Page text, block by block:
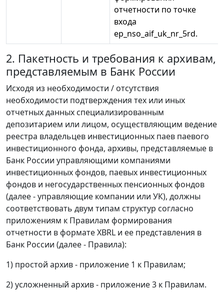
отчетности по точке
входа
ep_nso_aif_uk_nr_5rd.
2. Пакетность и требования к архивам,
представляемым в Банк России
Исходя из необходимости / отсутствия
необходимости подтверждения тех или иных
отчетных данных специализированным
депозитарием или лицом, осуществляющим ведение
реестра владельцев инвестиционных паев паевого
инвестиционного фонда, архивы, представляемые в
Банк России управляющими компаниями
инвестиционных фондов, паевых инвестиционных
фондов и негосударственных пенсионных фондов
(далее - управляющие компании или УК), должны
соответствовать двум типам структур согласно
приложениям к Правилам формирования
отчетности в формате XBRL и ее представления в
Банк России (далее - Правила):
1) простой архив - приложение 1 к Правилам;
2) усложненный архив - приложение 3 к Правилам.